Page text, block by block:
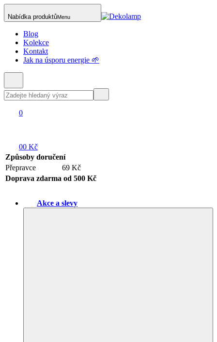
Nabídka produktůMenu
Blog
Kolekce
Kontakt
Jak na úsporu energie 🌱
0
00 Kč
Způsoby doručení
Přepravce
69 Kč
Doprava zdarma od 500 Kč
Akce a slevy